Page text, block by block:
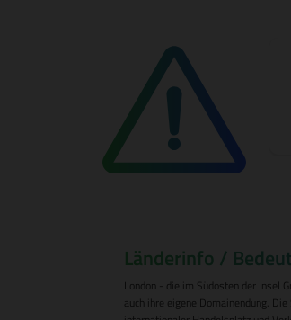
Länderinfo /
London - die im Südosten der Insel
auch ihre eigene Domainendung.